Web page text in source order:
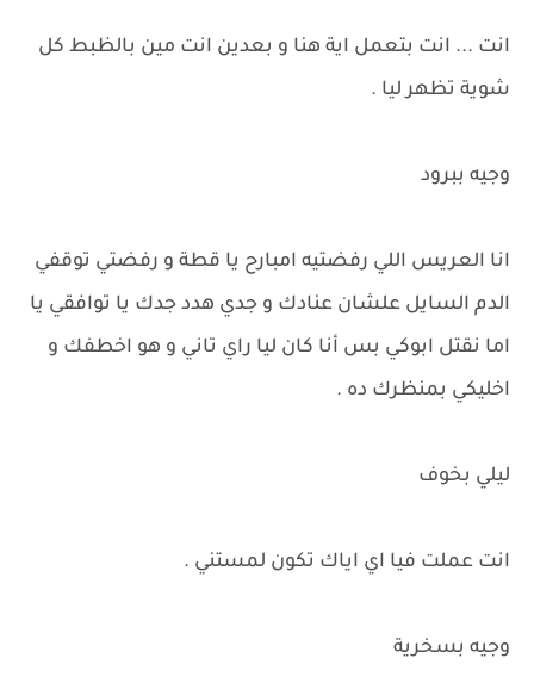
انت ... انت بتعمل اية هنا و بعدين انت مين بالظبط كل
شوية تظهر ليا .
وجيه ببرود
انا العريس اللي رفضتيه امبارح يا قطة و رفضتي توقفي
الدم السايل علشان عنادك و جدي هدد جدك يا توافقي يا
اما نقتل ابوكي بس أنا كان ليا راي تاني و هو اخطفك و
اخليكي بمنظرك ده .
ليلي بخوف
انت عملت فيا اي اياك تكون لمستني .
وجيه بسخرية